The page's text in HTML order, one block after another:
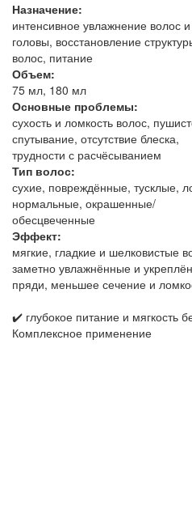
Назначение:
интенсивное увлажнение волос
головы, восстановление
волос, питание
Объем:
75 мл, 180 мл
Основные проблемы:
сухость и ломкость волос,
спутывание, отсутствие блеска,
трудности с расчёсыванием
Тип волос:
сухие, повреждённые, тусклые,
нормальные, окрашенные/
обесцвеченные
Эффект:
мягкие, гладкие и шелковистые
заметно увлажнённые и
пряди, меньшее сечение и
✔️ глубокое питание и мягкость
Комплексное применение